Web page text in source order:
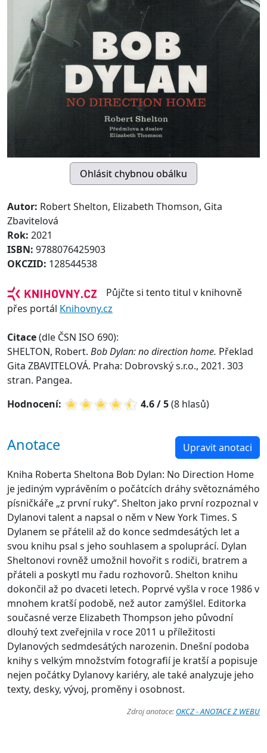
Autor: Robert Shelton, Elizabeth Thomson, Gita
Zbavitelová
Rok: 2021
ISBN: 9788076425903
OKCZID: 128544538
Půjčte si tento titul v knihovně
přes portál Knihovny.cz
Citace(dle ČSN ISO 690):
SHELTON, Robert. Bob Dylan: no direction home. Překlad
Gita ZBAVITELOVÁ. Praha: Dobrovský s.r.o., 2021. 303
stran. Pangea.
Hodnocení:
4.6 / 5(8 hlasů)
Anotace Upravit anotaci
Kniha Roberta Sheltona Bob Dylan: No Direction Home
je jediným vyprávěním o počátcích dráhy světoznámého
písničkáře „z první ruky“. Shelton jako první rozpoznal v
Dylanovi talent a napsal o něm v New York Times. S
Dylanem se přátelil až do konce sedmdesátých let a
svou knihu psal s jeho souhlasem a spoluprácí. Dylan
Sheltonovi rovněž umožnil hovořit s rodiči, bratrem a
přáteli a poskytl mu řadu rozhovorů. Shelton knihu
dokončil až po dvaceti letech. Poprvé vyšla v roce 1986 v
mnohem kratší podobě, než autor zamýšlel. Editorka
současné verze Elizabeth Thompson jeho původní
dlouhý text zveřejnila v roce 2011 u příležitosti
Dylanových sedmdesátých narozenin. Dnešní podoba
knihy s velkým množstvím fotografií je kratší a popisuje
nejen počátky Dylanovy kariéry, ale také analyzuje jeho
texty, desky, vývoj, proměny i osobnost.
Zdroj anotace: OKCZ - ANOTACE Z WEBU